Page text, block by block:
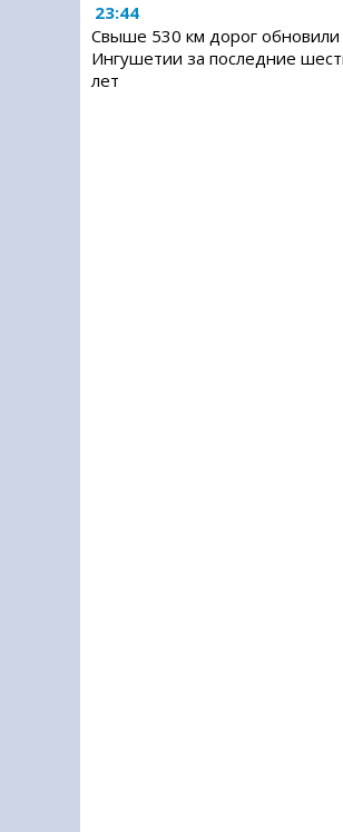
23:44
Свыше 530 км дорог обновили
Ингушетии за последние
лет